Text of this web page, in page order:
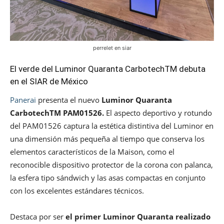
perrelet en siar
El verde del Luminor Quaranta CarbotechTM debuta
en el SIAR de México
Panerai presenta el nuevo Luminor Quaranta
CarbotechTM PAM01526. El aspecto deportivo y rotundo
del PAM01526 captura la estética distintiva del Luminor en
una dimensión más pequeña al tiempo que conserva los
elementos característicos de la Maison, como el
reconocible dispositivo protector de la corona con palanca,
la esfera tipo sándwich y las asas compactas en conjunto
con los excelentes estándares técnicos.
Destaca por ser el primer Luminor Quaranta realizado